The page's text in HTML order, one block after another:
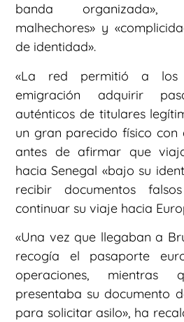
banda organizada»,
malhechores» y
de identidad».
«La red permitió a
emigración adquirir
auténticos de titulares
un gran parecido físico con
antes de afirmar que
hacia Senegal «bajo su
recibir documentos
continuar su viaje hacia
«Una vez que llegaban a
recogía el pasaporte
operaciones,
presentaba su documento
para solicitar asilo», ha